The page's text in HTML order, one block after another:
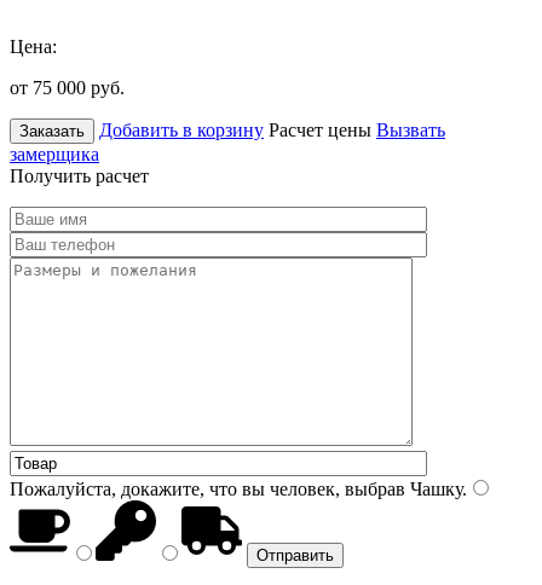
Цена:
от 75 000 руб.
Заказать Добавить в корзину Расчет цены Вызвать
замерщика
Получить расчет
Пожалуйста, докажите, что вы человек, выбрав Чашку.